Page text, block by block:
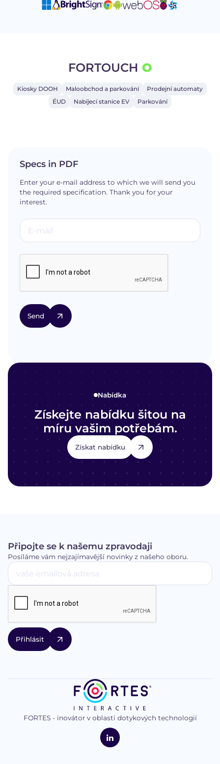
FORTOUCH O
Kiosky DOOH Maloobchod a parkování
Prodejní automaty
ÉUD
Nabíjecí stanice EV Parkování
Specs in PDF
Enter your e-mail address to which we will send you
the required specification. Thank you for your
interest.
Nabídka
Získejte nabídku šitou na
míru vašim potřebám.
Získat nabídku
Připojte se k našemu zpravodaji
Posíláme vám nejzajímavější novinky z našeho oboru.
logo
Interactive
FORTES - inovátor v oblasti dotykových technologií
LinkedIn